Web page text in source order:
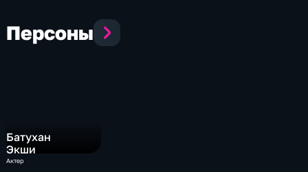
Персоны
Батухан
Экши
Актер